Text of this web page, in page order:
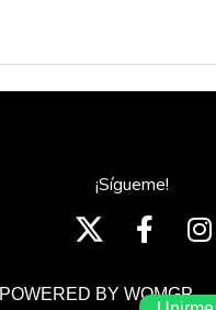
¡Sígueme!
POWERED BY WOMGP